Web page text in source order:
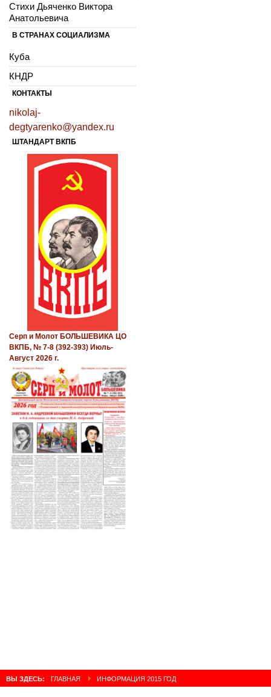
Стихи Дьяченко Виктора
Анатольевича
В СТРАНАХ СОЦИАЛИЗМА
Куба
КНДР
КОНТАКТЫ
nikolaj-
degtyarenko@yandex.ru
ШТАНДАРТ ВКПБ
Серп и Молот БОЛЬШЕВИКА ЦО
ВКПБ, № 7-8 (392-393) Июль-
Август 2026 г.
ВЫ ЗДЕСЬ: ГЛАВНАЯ ИНФОРМАЦИЯ 2015 ГОД